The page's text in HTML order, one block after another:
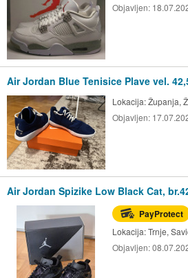
Objavljen:
Air Jordan Blue Tenisice Plave vel.
Lokacija:Županja,
Objavljen:
Air Jordan Spizike Low Black Cat,
PayProtect
Lokacija:Trnje,
Objavljen: